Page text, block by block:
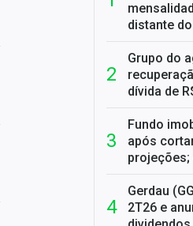
distante
Grupo do
dívida de
Fundo
após
projeções;
Gerdau
2T26 e